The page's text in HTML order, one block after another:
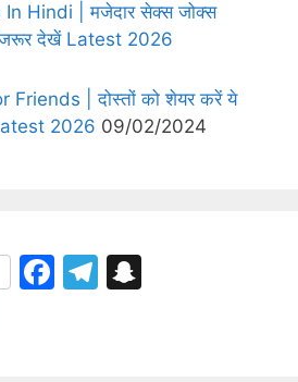
Hindi | मजेदार सेक्स जोक्स
जरूर देखें Latest 2026
Friends | दोस्तों को शेयर करें ये
2026 09/02/2024
F
T